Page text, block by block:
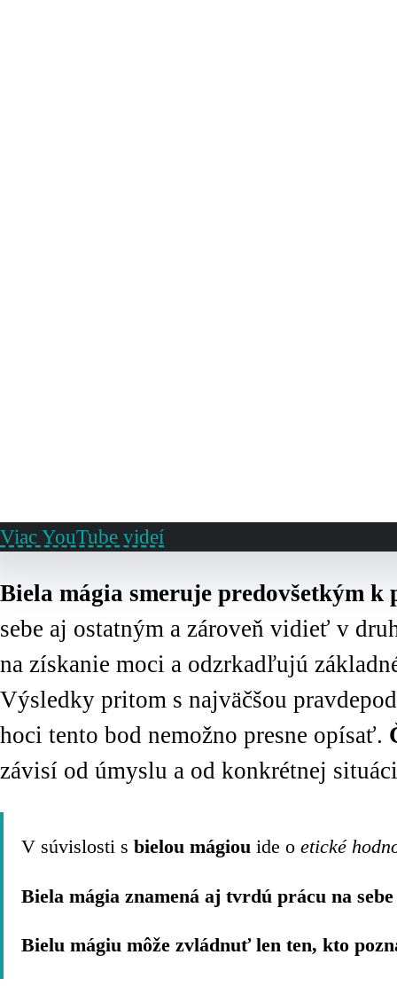
predbežnúbezplatnú
Kontakt ⇨
Viac YouTube videí
Biela mágia smeruje predovšetkým k
sebe aj ostatným a zároveň vidieť v
na získanie moci a odzrkadľujú
Výsledky pritom s najväčšou
hoci tento bod nemožno presne opísať.
závisí od úmyslu a od konkrétnej
V súvislosti s bielou mágiou ide o etické
Biela mágia znamená aj tvrdú prácu na
Bielu mágiu môže zvládnuť len ten, kto